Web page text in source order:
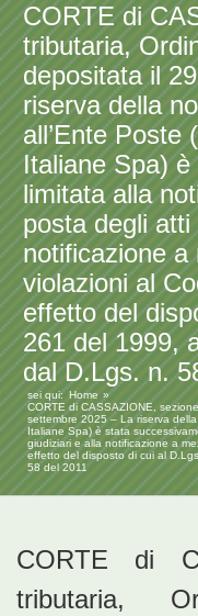
CORTE di
tributaria,
depositata il
riserva della
all’Ente Poste
Italiane Spa)
limitata alla
posta degli
notificazione
violazioni al
effetto del
261 del 1999,
dal D.Lgs. n.
sei qui: Home
CORTE di CASSAZIONE,
settembre 2025 – La riserva
Italiane Spa) è stata
giudiziari e alla notificazione a
effetto del disposto di cui al
58 del 2011
CORTE di
tributaria,